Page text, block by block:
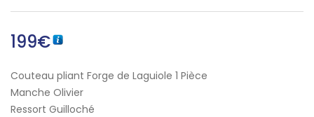
199€
Couteau pliant Forge de Laguiole 1 Pièce
Manche Olivier
Ressort Guilloché